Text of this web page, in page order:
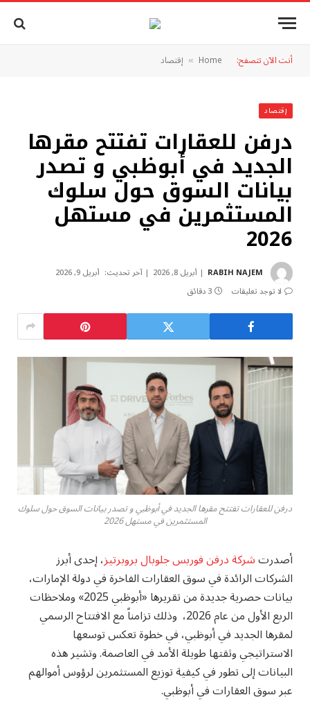
أنت الآن تتصفح: Home
» إقتصاد
إقتصاد
درفن للعقارات تفتتح مقرها
الجديد في أبوظبي و تصدر
بيانات السوق حول سلوك
المستثمرين في مستهل
2026
RABIH NAJEM أبريل 8, 2026 آخر تحديث: أبريل 9, 2026
لا توجد تعليقات
3 دقائق
درفن للعقارات تفتتح مقرها الجديد في أبوظبي و تصدر بيانات السوق حول سلوك
المستثمرين في مستهل 2026
أصدرتشركة درفن فوربس جلوبال بروبرتيز، إحدى أبرز
الشركات الرائدة في سوق العقارات الفاخرة في دولة الإمارات،
بيانات حصرية جديدة من تقريرها «أبوظبي 2025» وملاحظات
الربع الأول من عام 2026، وذلك تزامناً مع الافتتاح الرسمي
لمقرها الجديد في أبوظبي، في خطوة تعكس توسعها
الاستراتيجي وثقتها طويلة الأمد في العاصمة. وتشير هذه
البيانات إلى تطور في كيفية توزيع المستثمرين لرؤوس أموالهم
عبر سوق العقارات في أبوظبي.